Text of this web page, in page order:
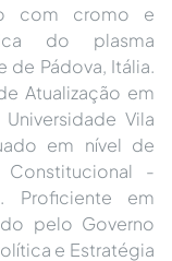
com cromo e
do plasma
de Pádova, Itália.
Atualização em
Vila
em nível de
Constitucional -
Proficiente em
pelo Governo
e Estratégia